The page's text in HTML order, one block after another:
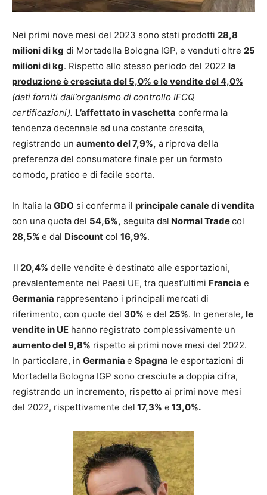
Nei primi nove mesi del 2023 sono stati prodotti 28,8
milioni di kg di Mortadella Bologna IGP, e venduti oltre 25
milioni di kg. Rispetto allo stesso periodo del 2022 la
produzione è cresciuta del 5,0% e le vendite del 4,0%
(dati forniti dall’organismo di controllo IFCQ
certificazioni). L’affettato in vaschetta conferma la
tendenza decennale ad una costante crescita,
registrando un aumento del 7,9%, a riprova della
preferenza del consumatore finale per un formato
comodo, pratico e di facile scorta.
In Italia la GDO si conferma il principale canale di vendita
con una quota del 54,6%, seguita dal Normal Tradecol
28,5% e dal Discount col 16,9%.
Il 20,4% delle vendite è destinato alle esportazioni,
prevalentemente nei Paesi UE, tra quest’ultimi Francia e
Germania rappresentano i principali mercati di
riferimento, con quote del 30% e del 25%. In generale, le
vendite in UE hanno registrato complessivamente un
aumento del 9,8% rispetto ai primi nove mesi del 2022.
In particolare, in Germania e Spagna le esportazioni di
Mortadella Bologna IGP sono cresciute a doppia cifra,
registrando un incremento, rispetto ai primi nove mesi
del 2022, rispettivamente del 17,3% e 13,0%.